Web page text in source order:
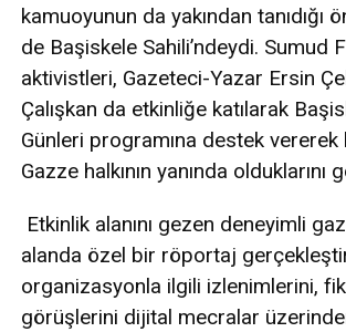
kamuoyunun da yakından tanıdığı
de Başiskele Sahili’ndeydi. Sumud
aktivistleri, Gazeteci-Yazar Ersin
Çalışkan da etkinliğe katılarak
Günleri programına destek
Gazze halkının yanında olduklarını
Etkinlik alanını gezen deneyimli
alanda özel bir röportaj
organizasyonla ilgili izlenimlerini,
görüşlerini dijital mecralar